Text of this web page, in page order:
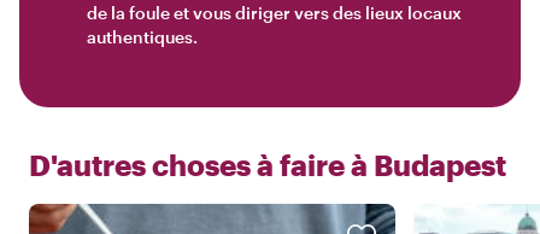
de la foule et vous diriger vers des lieux locaux
authentiques.
D'autres choses à faire à Budapest